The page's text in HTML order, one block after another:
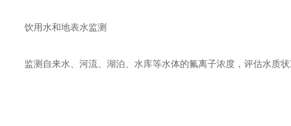
饮用水和地表水监测
监测自来水、河流、湖泊、水库等水体的氟离子浓度，评估水质